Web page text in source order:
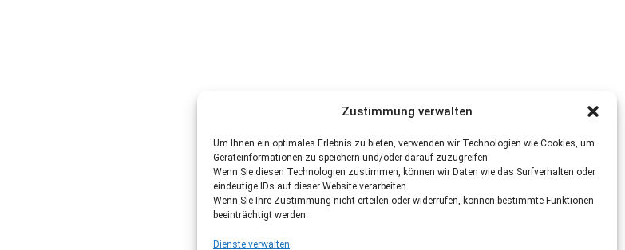
Zustimmung verwalten
Um Ihnen ein optimales Erlebnis zu bieten, verwenden wir Technologien wie Cookies, um
Geräteinformationen zu speichern und/oder darauf zuzugreifen.
Wenn Sie diesen Technologien zustimmen, können wir Daten wie das Surfverhalten oder
eindeutige IDs auf dieser Website verarbeiten.
Wenn Sie Ihre Zustimmung nicht erteilen oder widerrufen, können bestimmte Funktionen
beeinträchtigt werden.
Dienste verwalten